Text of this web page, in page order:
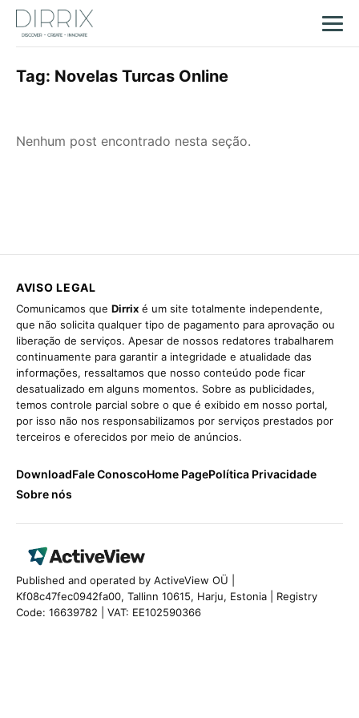
Tag: Novelas Turcas Online
Nenhum post encontrado nesta seção.
AVISO LEGAL
Comunicamos que Dirrix é um site totalmente independente,
que não solicita qualquer tipo de pagamento para aprovação ou
liberação de serviços. Apesar de nossos redatores trabalharem
continuamente para garantir a integridade e atualidade das
informações, ressaltamos que nosso conteúdo pode ficar
desatualizado em alguns momentos. Sobre as publicidades,
temos controle parcial sobre o que é exibido em nosso portal,
por isso não nos responsabilizamos por serviços prestados por
terceiros e oferecidos por meio de anúncios.
DownloadFale ConoscoHome PagePolítica Privacidade
Sobre nós
Published and operated by ActiveView OÜ |
Kf08c47fec0942fa00, Tallinn 10615, Harju, Estonia | Registry
Code: 16639782 | VAT: EE102590366